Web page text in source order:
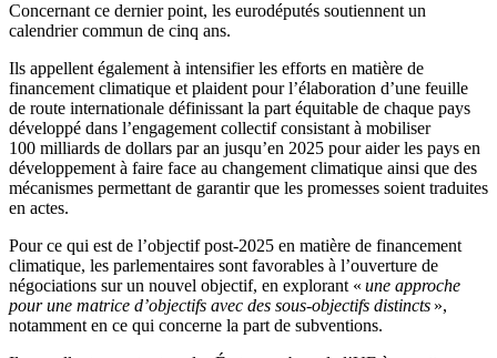
Concernant ce dernier point, les eurodéputés soutiennent un
calendrier commun de cinq ans.
Ils appellent également à intensifier les efforts en matière de
financement climatique et plaident pour l’élaboration d’une feuille
de route internationale définissant la part équitable de chaque pays
développé dans l’engagement collectif consistant à mobiliser
100 milliards de dollars par an jusqu’en 2025 pour aider les pays en
développement à faire face au changement climatique ainsi que des
mécanismes permettant de garantir que les promesses soient traduites
en actes.
Pour ce qui est de l’objectif post-2025 en matière de financement
climatique, les parlementaires sont favorables à l’ouverture de
négociations sur un nouvel objectif, en explorant « une approche
pour une matrice d’objectifs avec des sous-objectifs distincts »,
notamment en ce qui concerne la part de subventions.